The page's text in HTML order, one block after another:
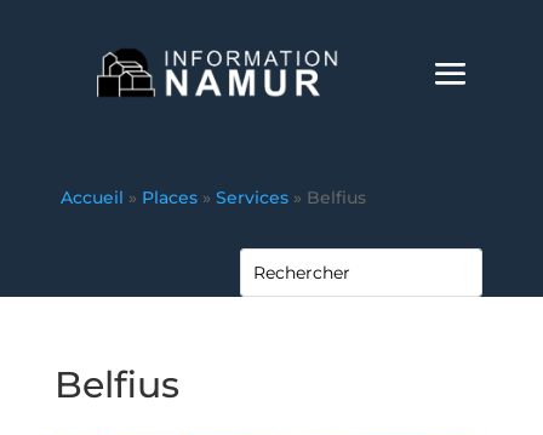
Accueil » Places » Services » Belfius
Belfius